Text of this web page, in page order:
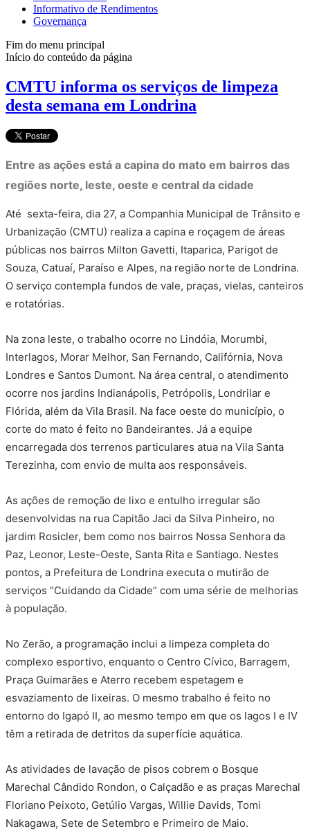
Informativo de Rendimentos
Governança
Fim do menu principal
Início do conteúdo da página
CMTU informa os serviços de limpeza
desta semana em Londrina
Entre as ações está a capina do mato em bairros das
regiões norte, leste, oeste e central da cidade
Até sexta-feira, dia 27, a Companhia Municipal de Trânsito e
Urbanização (CMTU) realiza a capina e roçagem de áreas
públicas nos bairros Milton Gavetti, Itaparica, Parigot de
Souza, Catuaí, Paraíso e Alpes, na região norte de Londrina.
O serviço contempla fundos de vale, praças, vielas, canteiros
e rotatórias.
Na zona leste, o trabalho ocorre no Lindóia, Morumbi,
Interlagos, Morar Melhor, San Fernando, Califórnia, Nova
Londres e Santos Dumont. Na área central, o atendimento
ocorre nos jardins Indianápolis, Petrópolis, Londrilar e
Flórida, além da Vila Brasil. Na face oeste do município, o
corte do mato é feito no Bandeirantes. Já a equipe
encarregada dos terrenos particulares atua na Vila Santa
Terezinha, com envio de multa aos responsáveis.
As ações de remoção de lixo e entulho irregular são
desenvolvidas na rua Capitão Jaci da Silva Pinheiro, no
jardim Rosicler, bem como nos bairros Nossa Senhora da
Paz, Leonor, Leste-Oeste, Santa Rita e Santiago. Nestes
pontos, a Prefeitura de Londrina executa o mutirão de
serviços “Cuidando da Cidade” com uma série de melhorias
à população.
No Zerão, a programação inclui a limpeza completa do
complexo esportivo, enquanto o Centro Cívico, Barragem,
Praça Guimarães e Aterro recebem espetagem e
esvaziamento de lixeiras. O mesmo trabalho é feito no
entorno do Igapó II, ao mesmo tempo em que os lagos I e IV
têm a retirada de detritos da superfície aquática.
As atividades de lavação de pisos cobrem o Bosque
Marechal Cândido Rondon, o Calçadão e as praças Marechal
Floriano Peixoto, Getúlio Vargas, Willie Davids, Tomi
Nakagawa, Sete de Setembro e Primeiro de Maio.